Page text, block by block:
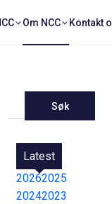
Om NCC Kontakt
Søk
Latest
20262025
20242023